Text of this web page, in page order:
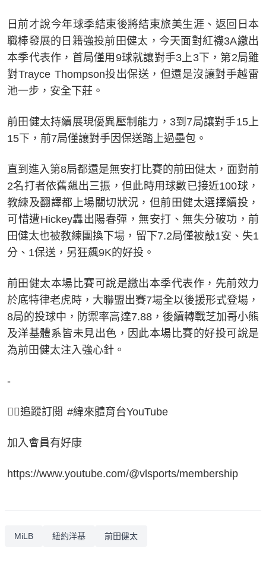
日前才說今年球季結束後將結束旅美生涯、返回日本
職棒發展的日籍強投前田健太，今天面對紅襪3A繳出
本季代表作，首局僅用9球就讓對手3上3下，第2局雖
對Trayce Thompson投出保送，但還是沒讓對手越雷
池一步，安全下莊。
前田健太持續展現優異壓制能力，3到7局讓對手15上
15下，前7局僅讓對手因保送踏上過壘包。
直到進入第8局都還是無安打比賽的前田健太，面對前
2名打者依舊飆出三振，但此時用球數已接近100球，
教練及翻譯都上場關切狀況，但前田健太選擇續投，
可惜遭Hickey轟出陽春彈，無安打、無失分破功，前
田健太也被教練團換下場，留下7.2局僅被敲1安、失1
分、1保送，另狂飆9K的好投。
前田健太本場比賽可說是繳出本季代表作，先前效力
於底特律老虎時，大聯盟出賽7場全以後援形式登場，
8局的投球中，防禦率高達7.88，後續轉戰芝加哥小熊
及洋基體系皆未見出色，因此本場比賽的好投可說是
為前田健太注入強心針。
-
👉🏻追蹤訂閱 #緯來體育台YouTube
加入會員有好康
https://www.youtube.com/@vlsports/membership
MiLB 紐約洋基 前田健太